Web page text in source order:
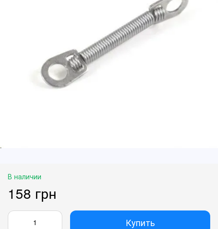
В наличии
158 грн
Купить